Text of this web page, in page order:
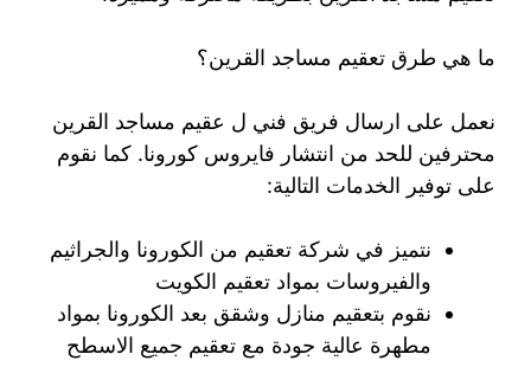
ما هي طرق تعقيم مساجد القرين؟
نعمل على ارسال فريق فني ل عقيم مساجد القرين
محترفين للحد من انتشار فايروس كورونا. كما نقوم
على توفير الخدمات التالية:
نتميز في شركة تعقيم من الكورونا والجراثيم
والفيروسات بمواد تعقيم الكويت
نقوم بتعقيم منازل وشقق بعد الكورونا بمواد
مطهرة عالية جودة مع تعقيم جميع الاسطح